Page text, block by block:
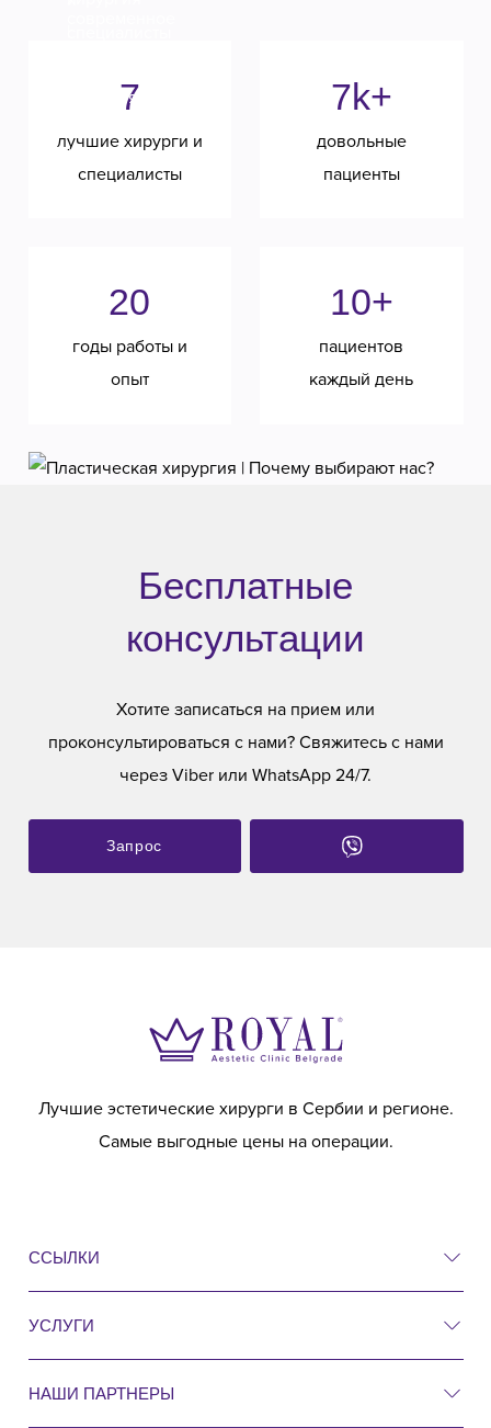
7
лучшие хирурги и
специалисты
7k+
довольные
пациенты
20
годы работы и
опыт
10+
пациентов
каждый день
Бесплатные
консультации
Хотите записаться на прием или
проконсультироваться с нами? Свяжитесь с нами
через Viber или WhatsApp 24/7.
Запрос
Лучшие эстетические хирурги в Сербии и регионе.
Самые выгодные цены на операции.
ССЫЛКИ
Цены
УСЛУГИ
Пластическая хирургия
НАШИ ПАРТНЕРЫ